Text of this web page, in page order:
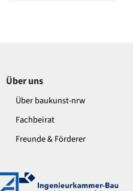
Über uns
Über baukunst-nrw
Fachbeirat
Freunde & Förderer